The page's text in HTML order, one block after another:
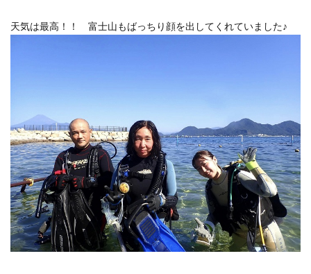
天気は最高！！ 富士山もばっちり顔を出してくれていました♪